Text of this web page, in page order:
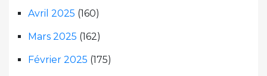
Avril 2025 (160)
Mars 2025 (162)
Février 2025 (175)